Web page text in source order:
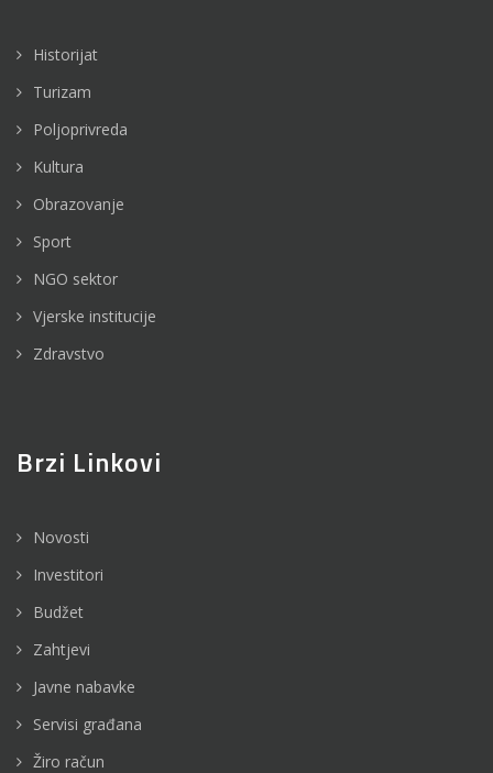
Historijat
Turizam
Poljoprivreda
Kultura
Obrazovanje
Sport
NGO sektor
Vjerske institucije
Zdravstvo
Brzi Linkovi
Novosti
Investitori
Budžet
Zahtjevi
Javne nabavke
Servisi građana
Žiro račun